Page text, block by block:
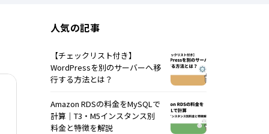
人気の記事
【チェックリスト付き】
WordPressを別のサーバーへ移
行する方法とは？
Amazon RDSの料金をMySQLで
計算｜T3・M5インスタンス別
料金と特徴を解説